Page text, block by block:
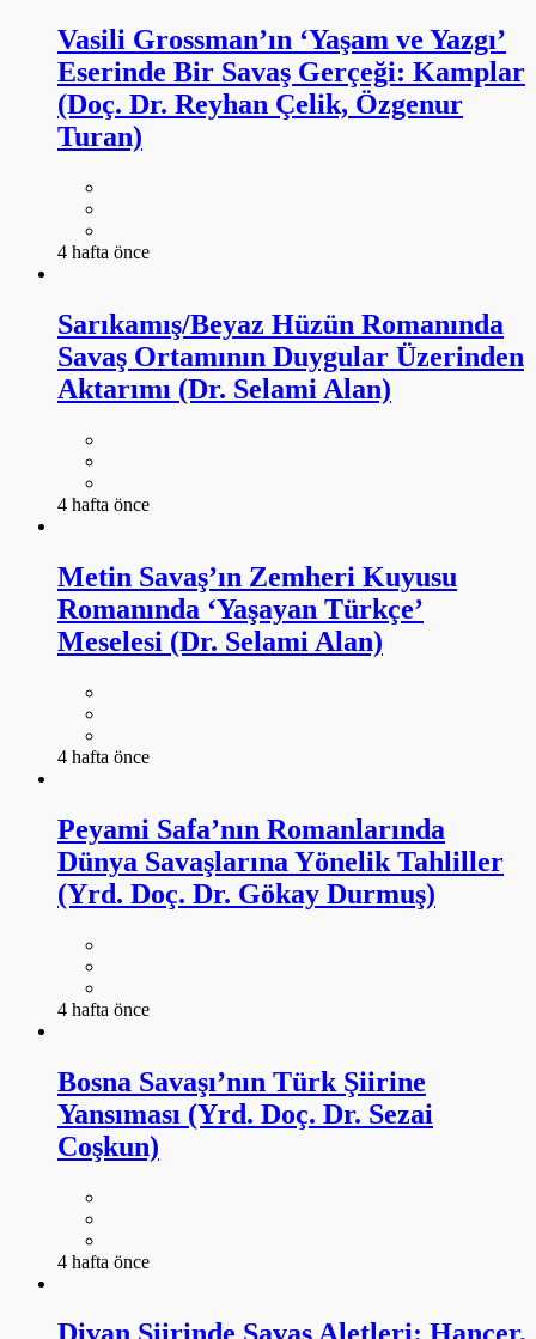
Vasili Grossman’ın ‘Yaşam ve Yazgı’
Eserinde Bir Savaş Gerçeği: Kamplar
(Doç. Dr. Reyhan Çelik, Özgenur
Turan)
4 hafta önce
Sarıkamış/Beyaz Hüzün Romanında
Savaş Ortamının Duygular Üzerinden
Aktarımı (Dr. Selami Alan)
4 hafta önce
Metin Savaş’ın Zemheri Kuyusu
Romanında ‘Yaşayan Türkçe’
Meselesi (Dr. Selami Alan)
4 hafta önce
Peyami Safa’nın Romanlarında
Dünya Savaşlarına Yönelik Tahliller
(Yrd. Doç. Dr. Gökay Durmuş)
4 hafta önce
Bosna Savaşı’nın Türk Şiirine
Yansıması (Yrd. Doç. Dr. Sezai
Coşkun)
4 hafta önce